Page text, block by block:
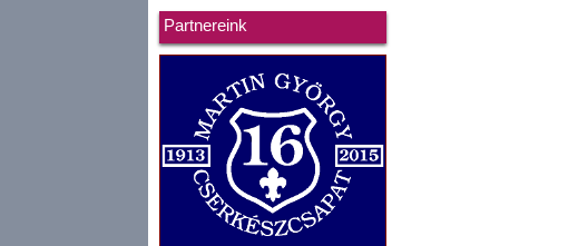
Partnereink